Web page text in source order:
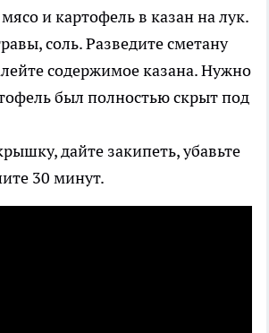
и картофель в казан на лук.
соль. Разведите сметану
содержимое казана. Нужно
был полностью скрыт под
дайте закипеть, убавьте
30 минут.